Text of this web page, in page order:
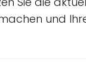
und